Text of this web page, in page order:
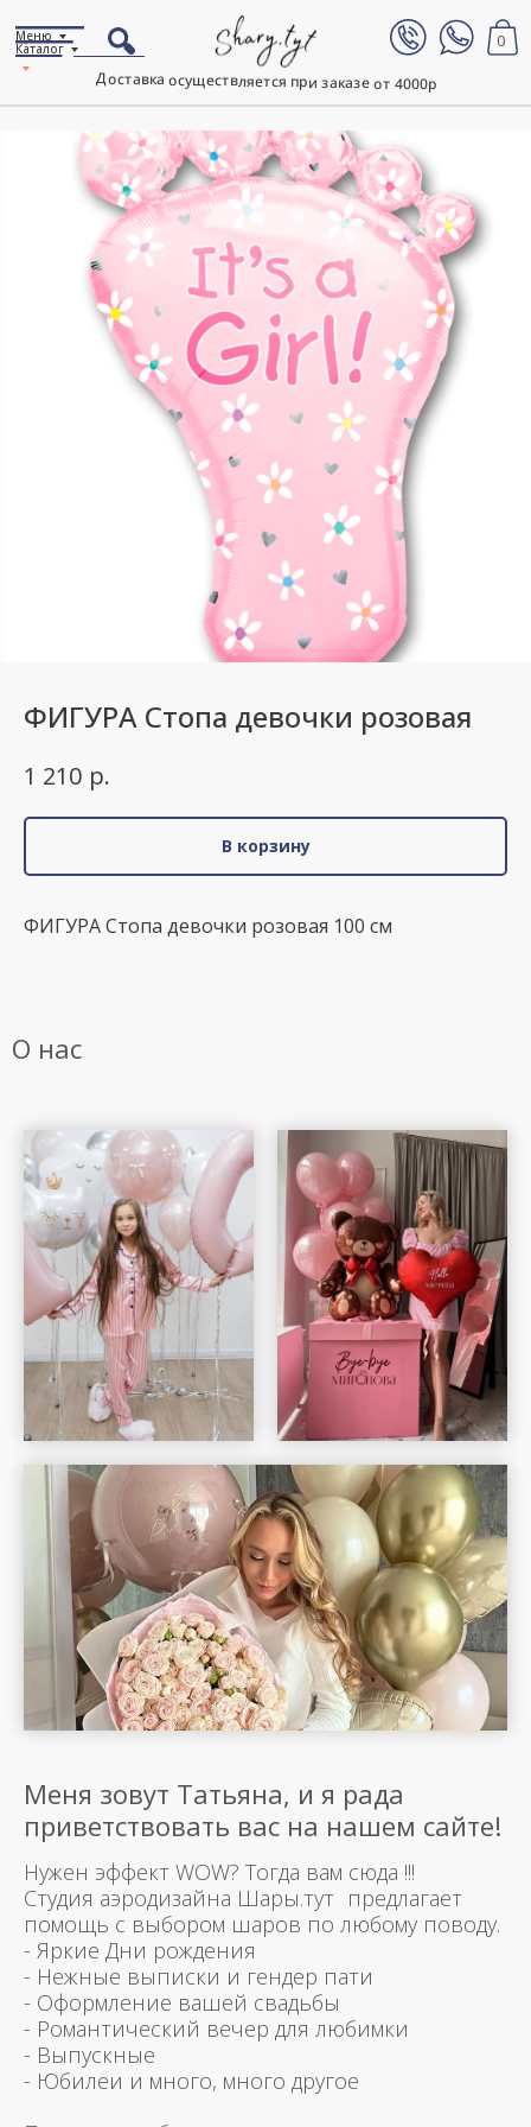
Доставка осуществляется при заказе от 4000р
0
Каталог
Меню
ФИГУРА Стопа девочки розовая
1 210 р.
В корзину
ФИГУРА Стопа девочки розовая 100 см
О нас
Меня зовут Татьяна, и я рада
приветствовать вас на нашем сайте!
Нужен эффект WOW? Тогда вам сюда !!!
Студия аэродизайна Шары.тут предлагает
помощь с выбором шаров по любому поводу.
- Яркие Дни рождения
- Нежные выписки и гендер пати
- Оформление вашей свадьбы
- Романтический вечер для любимки
- Выпускные
- Юбилеи и много, много другое